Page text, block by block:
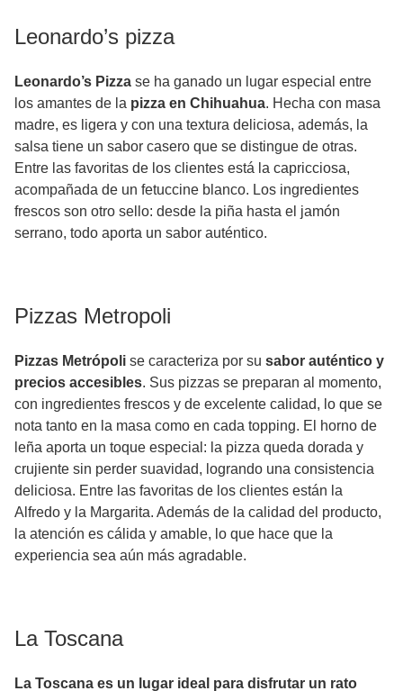
Leonardo’s pizza
Leonardo’s Pizza se ha ganado un lugar especial entre
los amantes de la pizza en Chihuahua. Hecha con masa
madre, es ligera y con una textura deliciosa, además, la
salsa tiene un sabor casero que se distingue de otras.
Entre las favoritas de los clientes está la capricciosa,
acompañada de un fetuccine blanco. Los ingredientes
frescos son otro sello: desde la piña hasta el jamón
serrano, todo aporta un sabor auténtico.
Pizzas Metropoli
Pizzas Metrópoli se caracteriza por su sabor auténtico y
precios accesibles. Sus pizzas se preparan al momento,
con ingredientes frescos y de excelente calidad, lo que se
nota tanto en la masa como en cada topping. El horno de
leña aporta un toque especial: la pizza queda dorada y
crujiente sin perder suavidad, logrando una consistencia
deliciosa. Entre las favoritas de los clientes están la
Alfredo y la Margarita. Además de la calidad del producto,
la atención es cálida y amable, lo que hace que la
experiencia sea aún más agradable.
La Toscana
La Toscana es un lugar ideal para disfrutar un rato